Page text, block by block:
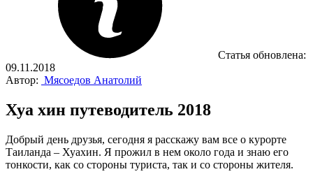
Статья обновлена:
09.11.2018
Автор: Мясоедов Анатолий
Хуа хин путеводитель 2018
Добрый день друзья, сегодня я расскажу вам все о курорте
Таиланда – Хуахин. Я прожил в нем около года и знаю его
тонкости, как со стороны туриста, так и со стороны жителя.